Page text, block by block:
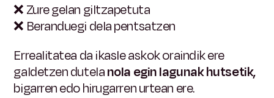
❌ Zure gelan giltzapetuta
❌ Beranduegi dela pentsatzen
Errealitatea da ikasle askok oraindik ere
galdetzen dutelanola egin lagunak hutsetik,
bigarren edo hirugarren urtean ere.